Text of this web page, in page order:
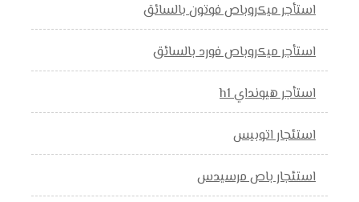
استأجر ميكروباص فوتون بالسائق
استأجر ميكروباص فورد بالسائق
استأجر هيونداي h1
استئجار اتوبيس
استئجار باص مرسيدس